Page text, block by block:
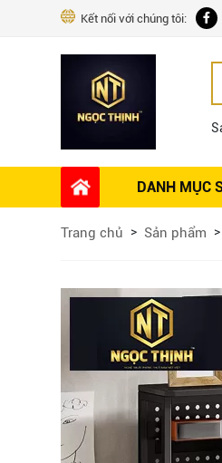
Kết nối với chúng tôi:
DANH MỤC
Phụ kiện Nội thất
Ổ khóa tủ
Máy hút mùi
Vòi rửa nhà bếp
Phụ kiện tủ áo
Phụ kiện tủ bếp trên
Thùng đựng gạo
Bếp từ-Bếp hồng
Dự án thi công
Trang chủ Sản phẩm